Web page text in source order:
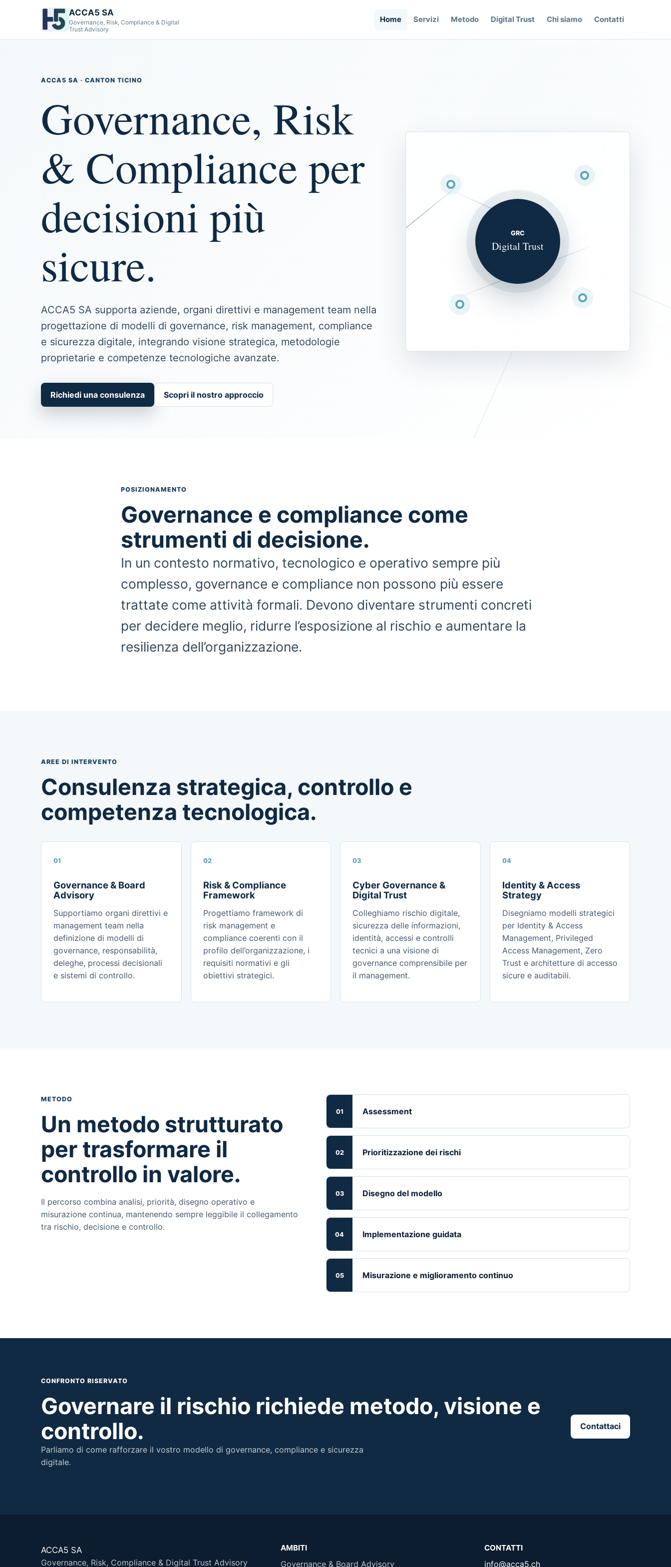
ACCA5 SA
Governance, Risk, Compliance & Digital
Trust Advisory
Home Servizi Metodo Digital Trust Chi siamo Contatti
ACCA5 SA · CANTON TICINO
Governance, Risk
& Compliance per
decisioni più
sicure.
ACCA5 SA supporta aziende, organi direttivi e management team nella
progettazione di modelli di governance, risk management, compliance
e sicurezza digitale, integrando visione strategica, metodologie
proprietarie e competenze tecnologiche avanzate.
Richiedi una consulenza Scopri il nostro approccio
GRC
Digital Trust
POSIZIONAMENTO
Governance e compliance come
strumenti di decisione.
In un contesto normativo, tecnologico e operativo sempre più
complesso, governance e compliance non possono più essere
trattate come attività formali. Devono diventare strumenti concreti
per decidere meglio, ridurre l’esposizione al rischio e aumentare la
resilienza dell’organizzazione.
AREE DI INTERVENTO
Consulenza strategica, controllo e
competenza tecnologica.
01
Governance & Board
Advisory
Supportiamo organi direttivi e
management team nella
definizione di modelli di
governance, responsabilità,
deleghe, processi decisionali
e sistemi di controllo.
02
Risk & Compliance
Framework
Progettiamo framework di
risk management e
compliance coerenti con il
profilo dell’organizzazione, i
requisiti normativi e gli
obiettivi strategici.
03
Cyber Governance &
Digital Trust
Colleghiamo rischio digitale,
sicurezza delle informazioni,
identità, accessi e controlli
tecnici a una visione di
governance comprensibile per
il management.
04
Identity & Access
Strategy
Disegniamo modelli strategici
per Identity & Access
Management, Privileged
Access Management, Zero
Trust e architetture di accesso
sicure e auditabili.
METODO
Un metodo strutturato
per trasformare il
controllo in valore.
Il percorso combina analisi, priorità, disegno operativo e
misurazione continua, mantenendo sempre leggibile il collegamento
tra rischio, decisione e controllo.
Assessment
Prioritizzazione dei rischi
Disegno del modello
Implementazione guidata
Misurazione e miglioramento continuo
CONFRONTO RISERVATO
Governare il rischio richiede metodo, visione e
controllo.
Parliamo di come rafforzare il vostro modello di governance, compliance e sicurezza
digitale.
Contattaci
ACCA5 SA
Governance, Risk, Compliance & Digital Trust Advisory
AMBITI
Governance & Board Advisory
CONTATTI
info@acca5.ch